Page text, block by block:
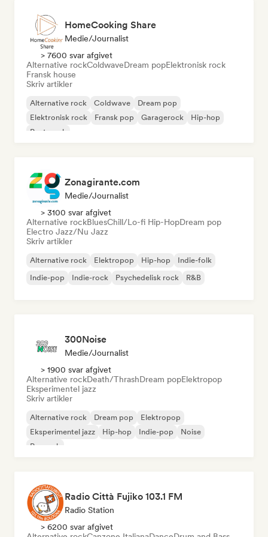
HomeCooking Share
Medie/journalist
> 7600 svar afgivet
Alternative rockColdwaveDream popElektronisk rock
Fransk house
Skriv artikler
Alternative rock Coldwave
Dream pop
Elektronisk rock
Fransk pop Garagerock
Hip-hop
Post-punk
Zonagirante.com
Medie/journalist
> 3100 svar afgivet
Alternative rockBluesChill/Lo-fi Hip-HopDream pop
Electro Jazz/Nu Jazz
Skriv artikler
Alternative rock Elektropop Hip-hop
Indie-folk
Indie-pop
Indie-rock Psychedelisk rock R&B
300Noise
Medie/journalist
> 1900 svar afgivet
Alternative rockDeath/ThrashDream popElektropop
Eksperimentel jazz
Skriv artikler
Alternative rock Dream pop
Elektropop
Eksperimentel jazz
Hip-hop Indie-pop
Noise
Poprock
Radio Città Fujiko 103.1 FM
Radio Station
> 6200 svar afgivet